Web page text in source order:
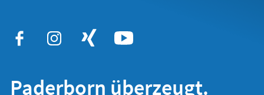
Paderborn überzeugt.